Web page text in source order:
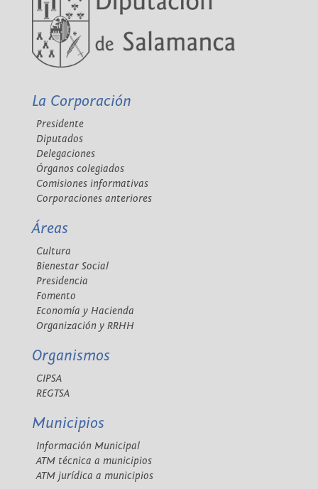
La Corporación
Presidente
Diputados
Delegaciones
Órganos colegiados
Comisiones informativas
Corporaciones anteriores
Áreas
Cultura
Bienestar Social
Presidencia
Fomento
Economía y Hacienda
Organización y RRHH
Organismos
CIPSA
REGTSA
Municipios
Información Municipal
ATM técnica a municipios
ATM jurídica a municipios